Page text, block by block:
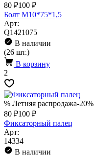
80 ₽100 ₽
Болт M10*75*1,5
Арт:
Q1421075
В наличии
(26 шт.)
В корзину
2
% Летняя распродажа-20%
80 ₽100 ₽
Фиксаторный палец
Арт:
14334
В наличии